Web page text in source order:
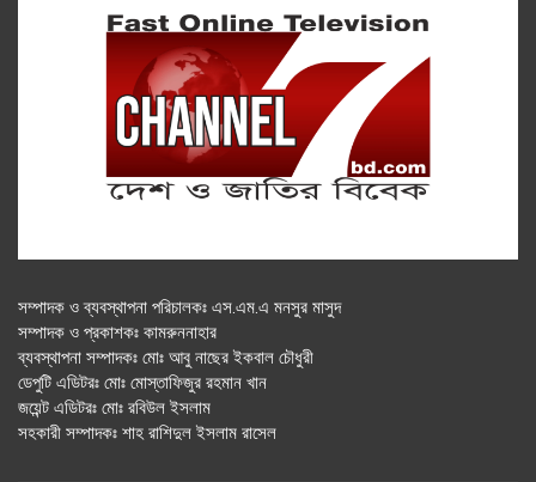
সম্পাদক ও ব্যবস্থাপনা পরিচালকঃ এস.এম.এ মনসুর মাসুদ
সম্পাদক ও প্রকাশকঃ কামরুননাহার
ব্যবস্থাপনা সম্পাদকঃ মোঃ আবু নাছের ইকবাল চৌধুরী
ডেপুটি এডিটরঃ মোঃ মোস্তাফিজুর রহমান খান
জয়েন্ট এডিটরঃ মোঃ রবিউল ইসলাম
সহকারী সম্পাদকঃ শাহ রাশিদুল ইসলাম রাসেল